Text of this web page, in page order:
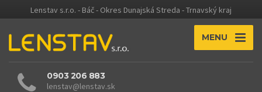
Lenstav s.r.o. - Báč - Okres Dunajská Streda - Trnavský kraj
MENU
0903 206 883
lenstav@lenstav.sk